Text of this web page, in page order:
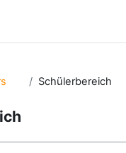
Schülerbereich